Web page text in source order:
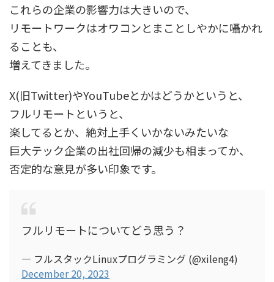
これらの企業の影響力は大きいので、
リモートワークはオワコンとまことしやかに囁かれ
ることも、
増えてきました。
X(旧Twitter)やYouTubeとかはどうかというと、
フルリモートというと、
楽してるとか、絶対上手くいかないみたいな
巨大テック企業の出社回帰の減少も相まってか、
否定的な意見が多い印象です。
フルリモートについてどう思う？
— フルスタックLinuxプログラミング (@xileng4)
December 20, 2023